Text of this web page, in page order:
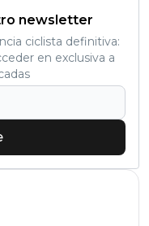
newsletter
ciclista definitiva:
en exclusiva a